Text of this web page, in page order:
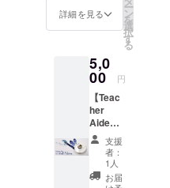
をリ
げま
す。15
個あれ
ばグ
ループ
内での
共有も
可能か
もしれ
ませ
ンバー
ぜひ、
Teache
の内部
の内部
まで知
り、ご
意見く
ださ
い！ 関
シャツ1
着をお
す。 教
員を支
援した
い・応
援した
いと思
う方に
ぜひ着
て頂き
たいと
詳細を見る ー
ン
を
選
択
す
る
5,0
00 円
【Teac
her
Aideの
アイリ
ボン1
ロール
分】
支援
者：
1人
お届